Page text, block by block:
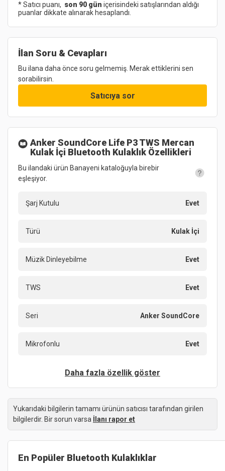
* Satıcı puanı, son 90 gün içerisindeki satışlarından aldığı
puanlar dikkate alınarak hesaplandı.
İlan Soru & Cevapları
Bu ilana daha önce soru gelmemiş. Merak ettiklerini sen
sorabilirsin.
Satıcıya sor
Anker SoundCore Life P3 TWS Mercan
Kulak İçi Bluetooth Kulaklık Özellikleri
Bu ilandaki ürün Banayeni kataloğuyla birebir
eşleşiyor.
Şarj Kutulu Evet
Türü Kulak İçi
Müzik Dinleyebilme Evet
TWS Evet
Seri Anker SoundCore
Mikrofonlu Evet
Daha fazla özellik göster
Yukarıdaki bilgilerin tamamı ürünün satıcısı tarafından girilen
bilgilerdir. Bir sorun varsa İlanı rapor et
En Popüler Bluetooth Kulaklıklar